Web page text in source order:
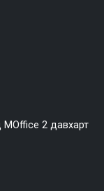
MOffice 2 давхарт